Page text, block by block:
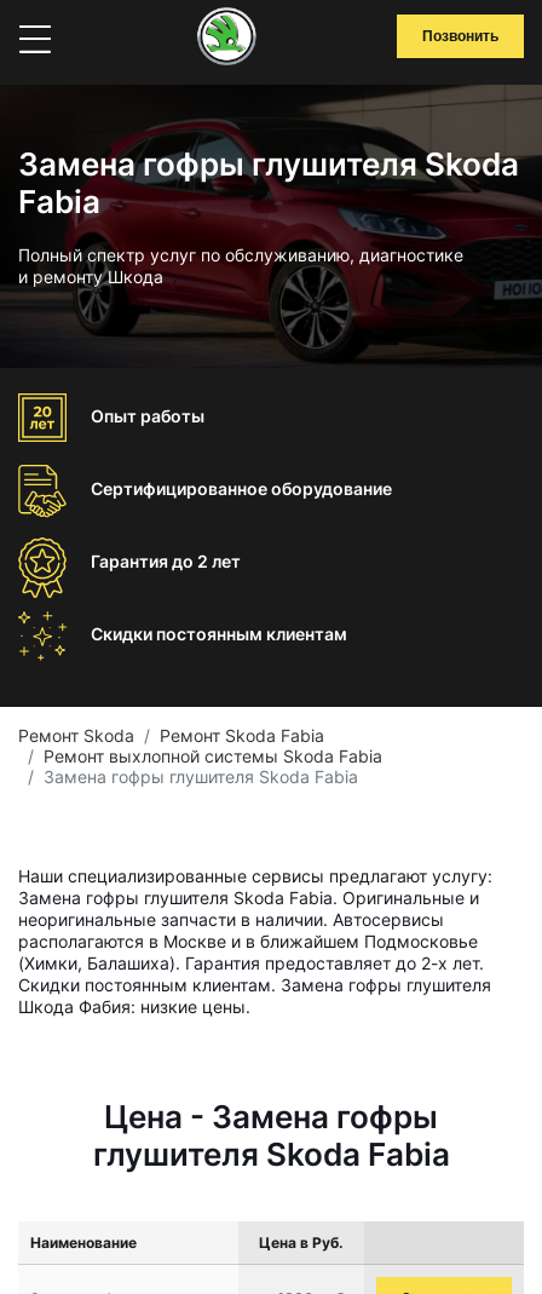
Позвонить
Замена гофры глушителя Skoda
Fabia
Полный спектр услуг по обслуживанию, диагностике
и ремонту Шкода
Опыт работы
Сертифицированноеоборудование
Гарантиядо 2 лет
Скидки постоянным клиентам
Ремонт Skoda
Ремонт Skoda Fabia
Ремонт выхлопной системы Skoda Fabia
Замена гофры глушителя Skoda Fabia
Наши специализированные сервисы предлагают услугу:
Замена гофры глушителя Skoda Fabia. Оригинальные и
неоригинальные запчасти в наличии. Автосервисы
располагаются в Москве и в ближайшем Подмосковье
(Химки, Балашиха). Гарантия предоставляет до 2-х лет.
Скидки постоянным клиентам. Замена гофры глушителя
Шкода Фабия: низкие цены.
Цена - Замена гофры
глушителя Skoda Fabia
Наименование Цена в Руб.